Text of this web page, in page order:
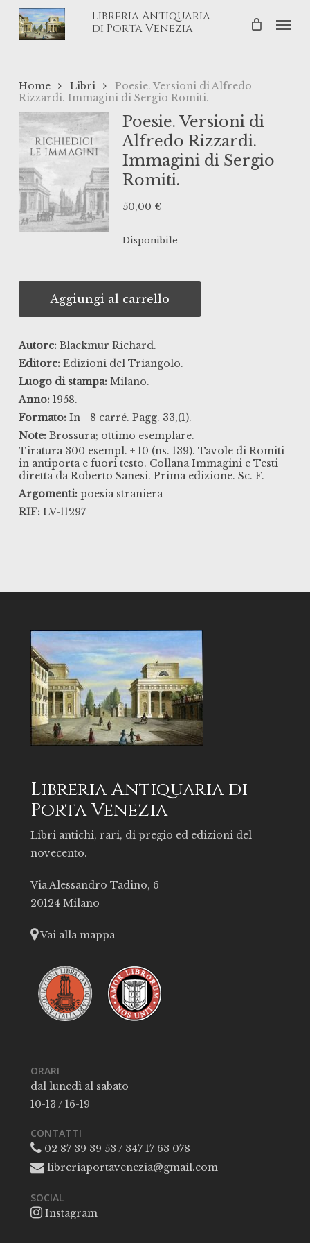
Skip
Libreria Antiquaria
di Porta Venezia
Home Libri
Poesie. Versioni di Alfredo
Rizzardi. Immagini di Sergio Romiti.
Poesie. Versioni di
Alfredo Rizzardi.
Immagini di Sergio
Romiti.
50,00 €
Disponibile
Aggiungi al carrello
Autore: Blackmur Richard.
Editore: Edizioni del Triangolo.
Luogo di stampa: Milano.
Anno: 1958.
Formato: In - 8 carré. Pagg. 33,(1).
Note: Brossura; ottimo esemplare.
Tiratura 300 esempl. + 10 (ns. 139). Tavole di Romiti
in antiporta e fuori testo. Collana Immagini e Testi
diretta da Roberto Sanesi. Prima edizione. Sc. F.
Argomenti: poesia straniera
RIF: LV-11297
Libreria Antiquaria di
Porta Venezia
Libri antichi, rari, di pregio ed edizioni del
novecento.
Via Alessandro Tadino, 6
20124 Milano
Vai alla mappa
ORARI
dal lunedì al sabato
10-13 / 16-19
CONTATTI
02 87 39 39 53 / 347 17 63 078
libreriaportavenezia@gmail.com
SOCIAL
Instagram